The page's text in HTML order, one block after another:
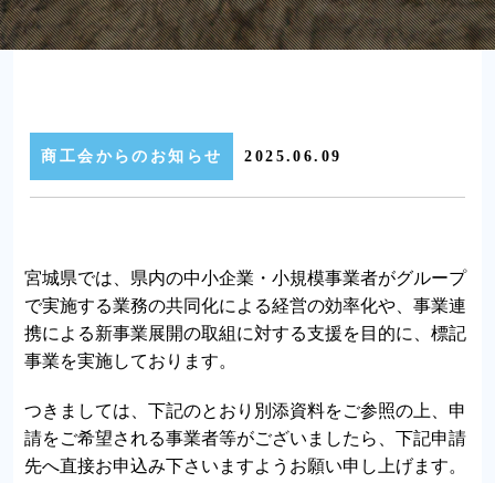
商工会からのお知らせ 2025.06.09
宮城県では、県内の中小企業・小規模事業者がグループ
で実施する業務の共同化による経営の効率化や、事業連
携による新事業展開の取組に対する支援を目的に、標記
事業を実施しております。
つきましては、下記のとおり別添資料をご参照の上、申
請をご希望される事業者等がございましたら、下記申請
先へ直接お申込み下さいますようお願い申し上げます。